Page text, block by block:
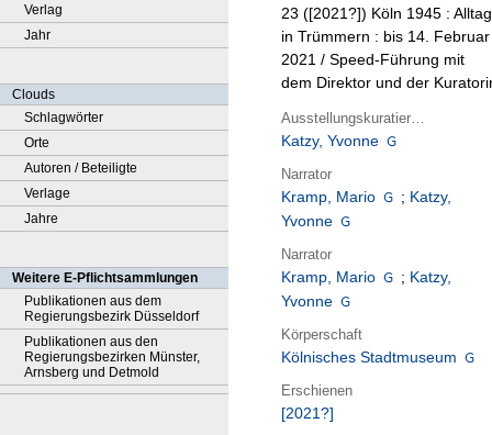
Verlag
Jahr
Clouds
Schlagwörter
Orte
Autoren / Beteiligte
Verlage
Jahre
Weitere E-Pflichtsammlungen
Publikationen aus dem
Regierungsbezirk Düsseldorf
Publikationen aus den
Regierungsbezirken Münster,
Arnsberg und Detmold
23 ([2021?]) Köln 1945 : Alltag
in Trümmern : bis 14. Februar
2021 / Speed-Führung mit
dem Direktor und der
Katzy, Yvonne
Narrator
Kramp, Mario ; Katzy,
Yvonne
Narrator
Kramp, Mario ; Katzy,
Yvonne
Körperschaft
Kölnisches Stadtmuseum
Erschienen
[2021?]